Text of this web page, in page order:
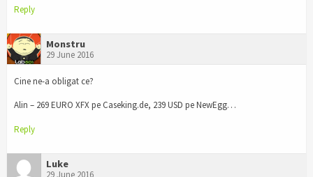
Reply
Monstru
29 June 2016
Cine ne-a obligat ce?
Alin – 269 EURO XFX pe Caseking.de, 239 USD pe NewEgg…
Reply
Luke